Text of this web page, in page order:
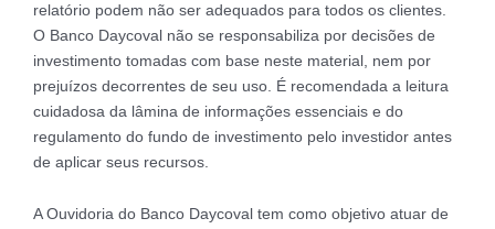
relatório podem não ser adequados para todos os clientes.
O Banco Daycoval não se responsabiliza por decisões de
investimento tomadas com base neste material, nem por
prejuízos decorrentes de seu uso. É recomendada a leitura
cuidadosa da lâmina de informações essenciais e do
regulamento do fundo de investimento pelo investidor antes
de aplicar seus recursos.
A Ouvidoria do Banco Daycoval tem como objetivo atuar de